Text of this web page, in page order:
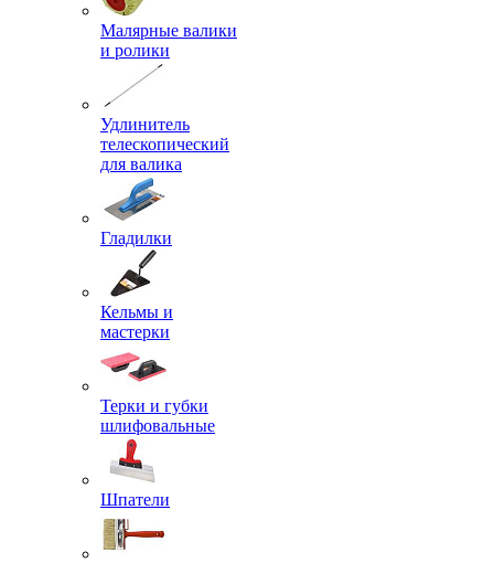
Малярные валики
и ролики
Удлинитель
телескопический
для валика
Гладилки
Кельмы и
мастерки
Терки и губки
шлифовальные
Шпатели